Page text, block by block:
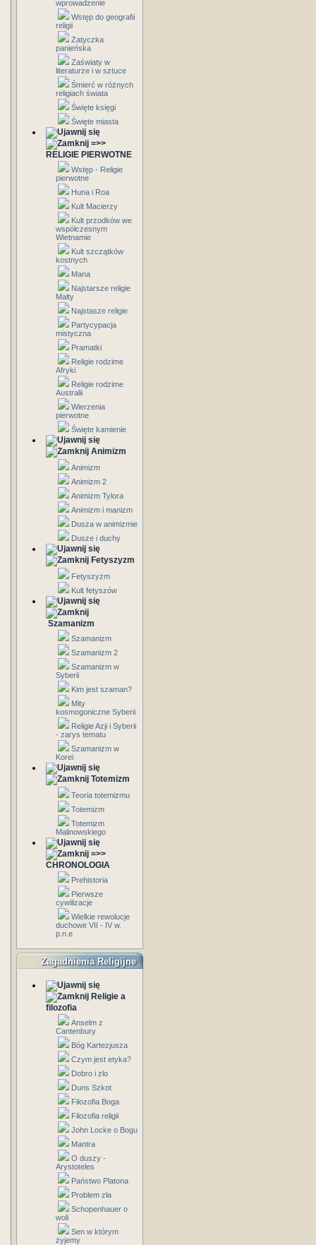
wprowadzenie
Wstęp do geografii
religii
Zatyczka
panieńska
Zaświaty w
literaturze i w sztuce
Śmierć w różnych
religiach świata
Święte księgi
Święte miasta
=>>
RELIGIE PIERWOTNE
Wstęp - Religie
pierwotne
Huna i Roa
Kult Macierzy
Kult przodków we
współczesnym
Wietnamie
Kult szczątków
kostnych
Mana
Najstarsze religie
Malty
Najstasze religie
Partycypacja
mistyczna
Pramatki
Religie rodzime
Afryki
Religie rodzime
Australii
Wierzenia
pierwotne
Święte kamienie
Animizm
Animizm
Animizm 2
Animizm Tylora
Animizm i manizm
Dusza w animizmie
Dusze i duchy
Fetyszyzm
Fetyszyzm
Kult fetyszów
Szamanizm
Szamanizm
Szamanizm 2
Szamanizm w
Syberii
Kim jest szaman?
Mity
kosmogoniczne Syberii
Religie Azji i Syberii
- zarys tematu
Szamanizm w
Korei
Totemizm
Teoria totemizmu
Totemizm
Totemizm
Malinowskiego
=>>
CHRONOLOGIA
Prehistoria
Pierwsze
cywilizacje
Wielkie rewolucje
duchowe VII - IV w.
p.n.e
Zagadnienia Religijne
Religie a
filozofia
Anselm z
Cantenbury
Bóg Kartezjusza
Czym jest etyka?
Dobro i zlo
Duns Szkot
Filozofia Boga
Filozofia religii
John Locke o Bogu
Mantra
O duszy -
Arystoteles
Państwo Platona
Problem zła
Schopenhauer o
woli
Sen w którym
żyjemy